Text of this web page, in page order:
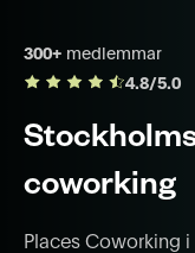
300+ medlemmar
4.8/5.0
coworking
Places Coworking